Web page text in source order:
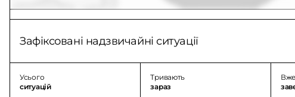
Зафіксовані надзвичайні ситуації
Усього
ситуацій
Тривають
зараз
Вже